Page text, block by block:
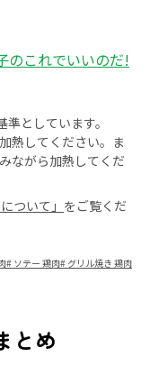
のこれでいいのだ!
としています。
熱してください。ま
ながら加熱してくだ
ついて」 をご覧くだ
# ソテー 鶏肉# グリル焼き 鶏肉
とめ